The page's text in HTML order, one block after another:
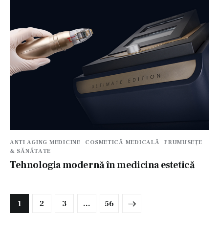
ANTI AGING MEDICINE COSMETICĂ MEDICALĂ
FRUMUSEȚE
& SĂNĂTATE
Tehnologia modernă în medicina estetică
Paginație
articole
PAGE
1 PAGE
2 PAGE
3 … PAGE
56
>